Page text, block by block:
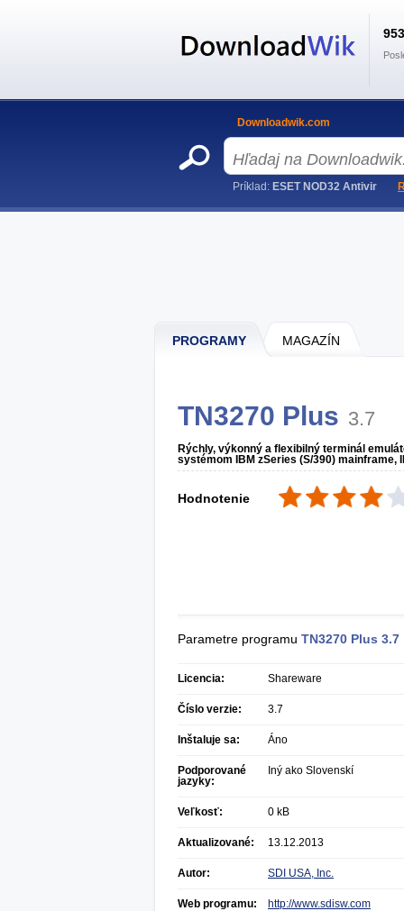
PROGRAMY MAGAZÍN
TN3270 Plus 3.7
Rýchly, výkonný a flexibilný terminál
systémom IBM zSeries (S/390) mainframe,
Hodnotenie
Parametre programu TN3270 Plus 3.7
Licencia: Shareware
Číslo verzie: 3.7
Inštaluje sa: Áno
Podporované
jazyky:
Iný ako Slovenskí
Veľkosť: 0 kB
Aktualizované: 13.12.2013
Autor: SDI USA, Inc.
Web programu: http://www.sdisw.com
Downloadwik.com
Príklad: ESET NOD32 Antivir